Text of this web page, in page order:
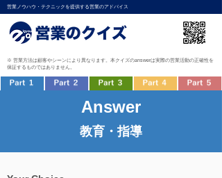
営業ノウハウ・テクニックを提供する営業のアドバイス
※ 営業方法は顧客やシーンにより異なります。本クイズのanswerは実際の営業活動の正確性を
保証するものではありません。
Answer
教育・指導